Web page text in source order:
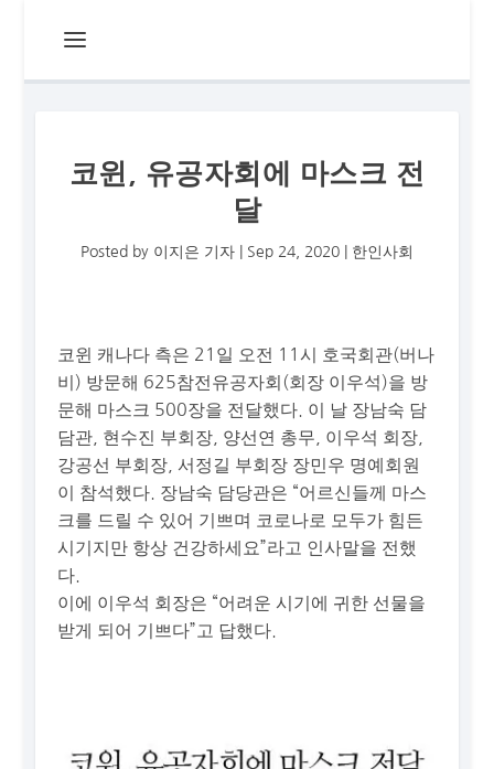
코윈, 유공자회에 마스크 전
달
Posted by 이지은 기자| Sep 24, 2020| 한인사회
코윈 캐나다 측은 21일 오전 11시 호국회관(버나
비) 방문해 625참전유공자회(회장 이우석)을 방
문해 마스크 500장을 전달했다. 이 날 장남숙 담
담관, 현수진 부회장, 양선연 총무, 이우석 회장,
강공선 부회장, 서정길 부회장 장민우 명예회원
이 참석했다. 장남숙 담당관은 “어르신들께 마스
크를 드릴 수 있어 기쁘며 코로나로 모두가 힘든
시기지만 항상 건강하세요”라고 인사말을 전했
다.
이에 이우석 회장은 “어려운 시기에 귀한 선물을
받게 되어 기쁘다”고 답했다.